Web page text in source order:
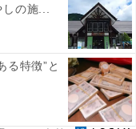
の施...
る特徴”と